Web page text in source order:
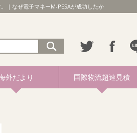
｜なぜ電子マネーM-PESAが成功したか
外だより 国際物流超速見積